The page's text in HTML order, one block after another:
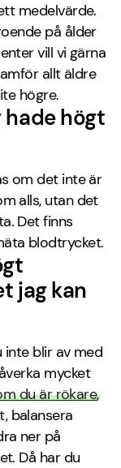
medelvärde.
på ålder
vill vi gärna
allt äldre
högre.
hade högt
om det inte är
alls, utan det
Det finns
blodtrycket.
jag kan
inte blir av med
mycket
du är rökare,
balansera
ner på
Då har du